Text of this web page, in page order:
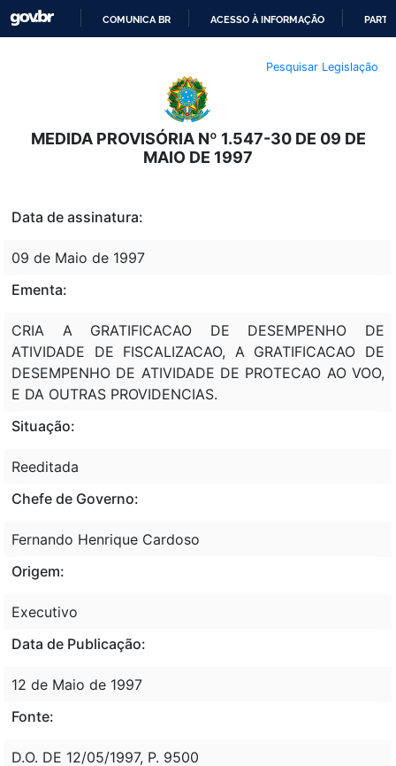
O
CONTEÚDO
COMUNICA BR ACESSO À INFORMAÇÃO
Pesquisar Legislação
MEDIDA PROVISÓRIA Nº 1.547-30 DE 09 DE
MAIO DE 1997
Data de assinatura:
09 de Maio de 1997
Ementa:
CRIA A GRATIFICACAO DE DESEMPENHO DE
ATIVIDADE DE FISCALIZACAO, A GRATIFICACAO DE
DESEMPENHO DE ATIVIDADE DE PROTECAO AO VOO,
E DA OUTRAS PROVIDENCIAS.
Situação:
Reeditada
Chefe de Governo:
Fernando Henrique Cardoso
Origem:
Executivo
Data de Publicação:
12 de Maio de 1997
Fonte:
D.O. DE 12/05/1997, P. 9500